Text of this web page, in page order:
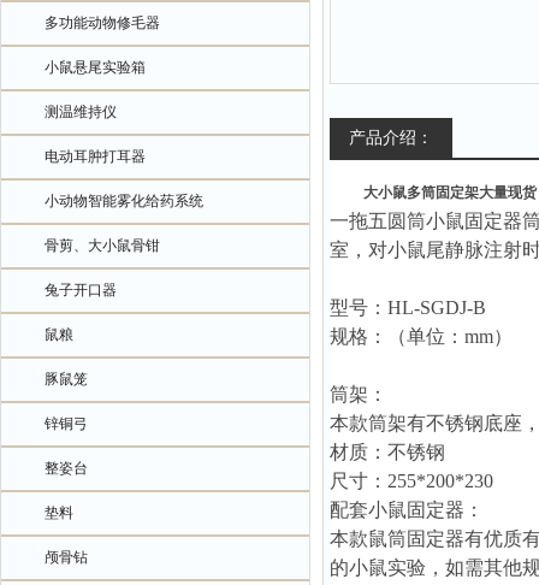
多功能动物修毛器
小鼠悬尾实验箱
测温维持仪
电动耳肿打耳器
小动物智能雾化给药系统
骨剪、大小鼠骨钳
兔子开口器
鼠粮
豚鼠笼
锌铜弓
整姿台
垫料
颅骨钻
产品介绍：
大小鼠多筒固定架大量现货
一拖五圆筒小鼠固定器
室，对小鼠尾静脉注射
型号： HL-SGDJ-B
规格：（单位： mm）
筒架：
本款筒架有不锈钢底座
材质：不锈钢
尺寸： 255*200*230
配套小鼠固定器：
本款鼠筒固定器有优质
的小鼠实验，如需其他